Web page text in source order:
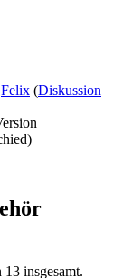
Felix (Diskussion
insgesamt.